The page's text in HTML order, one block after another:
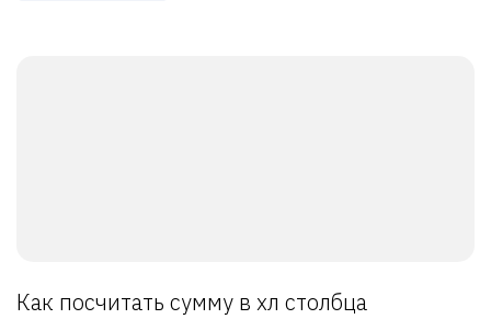
Как посчитать сумму в хл столбца